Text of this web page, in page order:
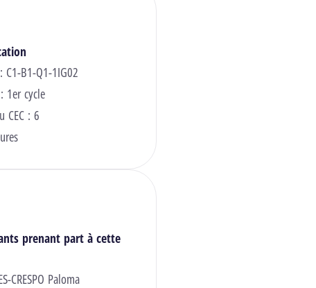
C1-B1-Q1-1IG02
1er cycle
CEC : 6
prenant part à cette
CRESPO Paloma